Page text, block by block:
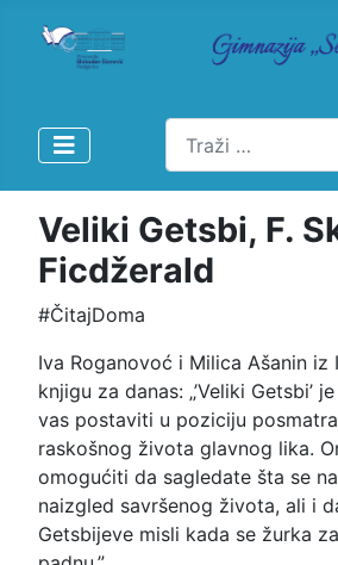
Pretraži
Veliki Getsbi, F.
Ficdžerald
#ČitajDoma
Iva Roganovoć i Milica Ašanin iz
knjigu za danas: „’Veliki Getsbi’
vas postaviti u poziciju
raskošnog života glavnog lika.
omogućiti da sagledate šta se
naizgled savršenog života, ali i
Getsbijeve misli kada se žurka